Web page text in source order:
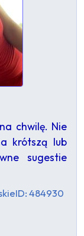
chwilę. Nie
krótszą lub
sugestie
ID: 484930